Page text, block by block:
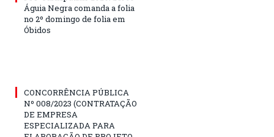
Águia Negra comanda a folia
no 2º domingo de folia em
Óbidos
CONCORRÊNCIA PÚBLICA
Nº 008/2023 (CONTRATAÇÃO
DE EMPRESA
ESPECIALIZADA PARA